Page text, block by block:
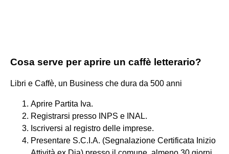
Cosa serve per aprire un caffè letterario?
Libri e Caffè, un Business che dura da 500 anni
Aprire Partita Iva.
Registrarsi presso INPS e INAL.
Iscriversi al registro delle imprese.
Presentare S.C.I.A. (Segnalazione Certificata Inizio